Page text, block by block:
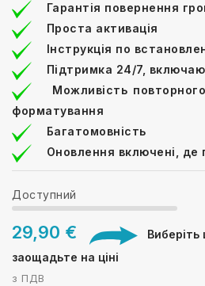
Гарантія повернення
Проста активація
Інструкція по
Підтримка 24/7,
Можливість
форматування
Багатомовність
Оновлення включені, де
Доступний
29,90 €
Виберіть
заощадьте на ціні
з ПДВ